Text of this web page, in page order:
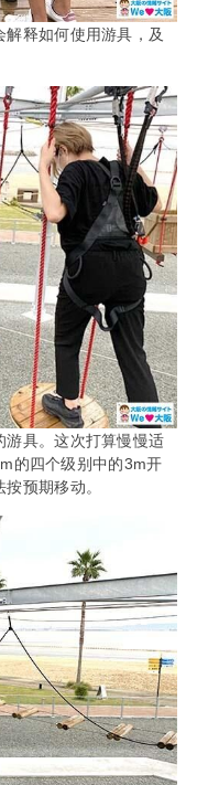
释如何使用游具，及
游具。这次打算慢慢适
的四个级别中的3m开
预期移动。